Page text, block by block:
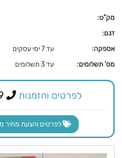
מק"ט:
דגם:
אספקה:
עד 7 ימי עסקים
מס' תשלומים:
עד 3 תשלומים
לפרטים והזמנות
לפרטים והצעת מחיר